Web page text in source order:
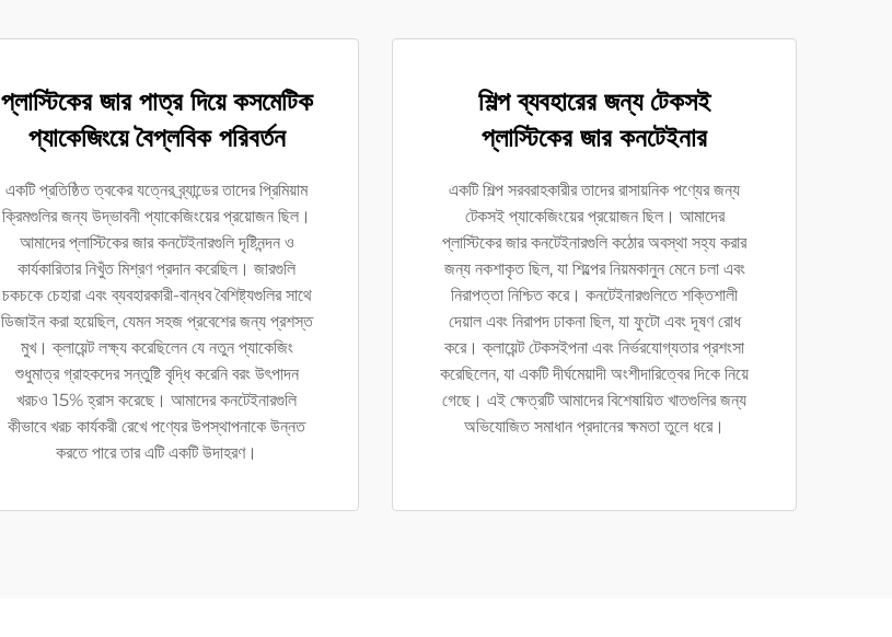
প্লাস্টিকের জার পাত্র দিয়ে কসমেটিক
প্যাকেজিংয়ে বৈপ্লবিক পরিবর্তন
একটি প্রতিষ্ঠিত ত্বকের যত্নের ব্র্যান্ডের তাদের প্রিমিয়াম
ক্রিমগুলির জন্য উদ্ভাবনী প্যাকেজিংয়ের প্রয়োজন ছিল।
আমাদের প্লাস্টিকের জার কনটেইনারগুলি দৃষ্টিনন্দন ও
কার্যকারিতার নিখুঁত মিশ্রণ প্রদান করেছিল। জারগুলি
চকচকে চেহারা এবং ব্যবহারকারী-বান্ধব বৈশিষ্ট্যগুলির সাথে
ডিজাইন করা হয়েছিল, যেমন সহজ প্রবেশের জন্য প্রশস্ত
মুখ। ক্লায়েন্ট লক্ষ্য করেছিলেন যে নতুন প্যাকেজিং
শুধুমাত্র গ্রাহকদের সন্তুষ্টি বৃদ্ধি করেনি বরং উৎপাদন
খরচও 15% হ্রাস করেছে। আমাদের কনটেইনারগুলি
কীভাবে খরচ কার্যকরী রেখে পণ্যের উপস্থাপনাকে উন্নত
করতে পারে তার এটি একটি উদাহরণ।
শিল্প ব্যবহারের জন্য টেকসই
প্লাস্টিকের জার কনটেইনার
একটি শিল্প সরবরাহকারীর তাদের রাসায়নিক পণ্যের জন্য
টেকসই প্যাকেজিংয়ের প্রয়োজন ছিল। আমাদের
প্লাস্টিকের জার কনটেইনারগুলি কঠোর অবস্থা সহ্য করার
জন্য নকশাকৃত ছিল, যা শিল্পের নিয়মকানুন মেনে চলা এবং
নিরাপত্তা নিশ্চিত করে। কনটেইনারগুলিতে শক্তিশালী
দেয়াল এবং নিরাপদ ঢাকনা ছিল, যা ফুটো এবং দূষণ রোধ
করে। ক্লায়েন্ট টেকসইপনা এবং নির্ভরযোগ্যতার প্রশংসা
করেছিলেন, যা একটি দীর্ঘমেয়াদী অংশীদারিত্বের দিকে নিয়ে
গেছে। এই ক্ষেত্রটি আমাদের বিশেষায়িত খাতগুলির জন্য
অভিযোজিত সমাধান প্রদানের ক্ষমতা তুলে ধরে।